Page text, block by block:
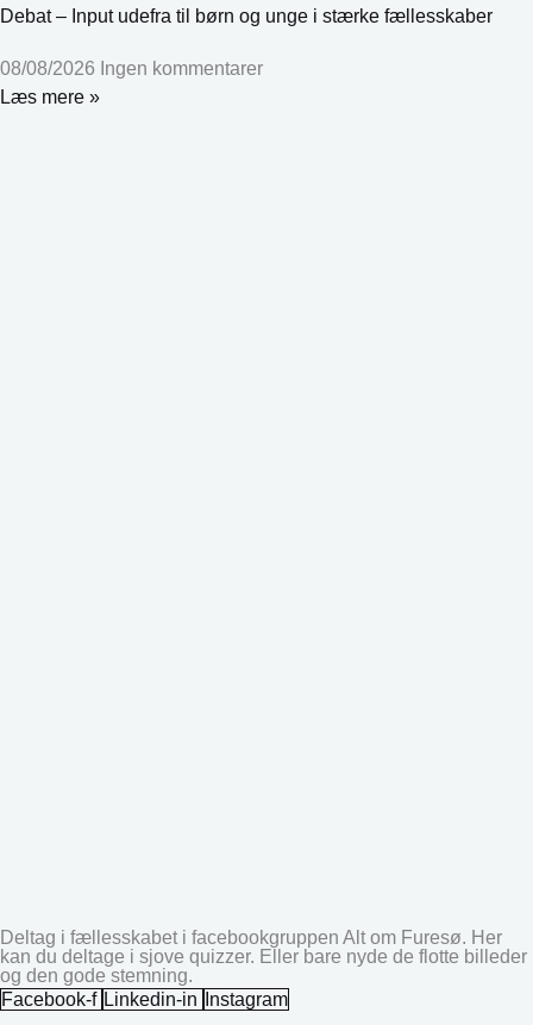
Debat – Input udefra til børn og unge i stærke fællesskaber
08/08/2026 Ingen kommentarer
Læs mere »
Deltag i fællesskabet i facebookgruppen Alt om Furesø. Her
kan du deltage i sjove quizzer. Eller bare nyde de flotte billeder
og den gode stemning.
Facebook-f Linkedin-in
Instagram